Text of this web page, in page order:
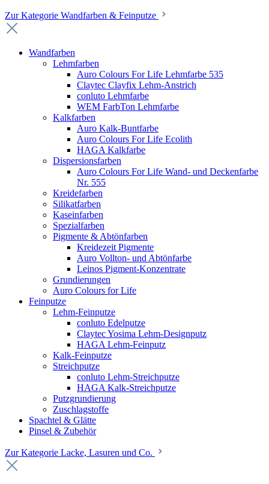
Zur Kategorie Wandfarben & Feinputze
Wandfarben
Lehmfarben
Auro Colours For Life Lehmfarbe 535
Claytec Clayfix Lehm-Anstrich
conluto Lehmfarbe
WEM FarbTon Lehmfarbe
Kalkfarben
Auro Kalk-Buntfarbe
Auro Colours For Life Ecolith
HAGA Kalkfarbe
Dispersionsfarben
Auro Colours For Life Wand- und Deckenfarbe
Nr. 555
Kreidefarben
Silikatfarben
Kaseinfarben
Spezialfarben
Pigmente & Abtönfarben
Kreidezeit Pigmente
Auro Vollton- und Abtönfarbe
Leinos Pigment-Konzentrate
Grundierungen
Auro Colours for Life
Feinputze
Lehm-Feinputze
conluto Edelputze
Claytec Yosima Lehm-Designputz
HAGA Lehm-Feinputz
Kalk-Feinputze
Streichputze
conluto Lehm-Streichputze
HAGA Kalk-Streichputze
Putzgrundierung
Zuschlagstoffe
Spachtel & Glätte
Pinsel & Zubehör
Zur Kategorie Lacke, Lasuren und Co.